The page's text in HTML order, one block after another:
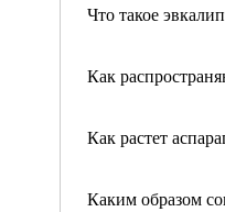
Что такое
Как
Как растет
Каким образом